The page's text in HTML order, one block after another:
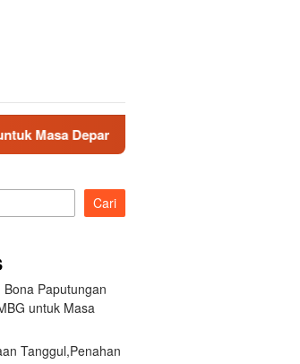
Bangsa
Cari
Paputungan
untuk Masa
Tanggul,Penahan